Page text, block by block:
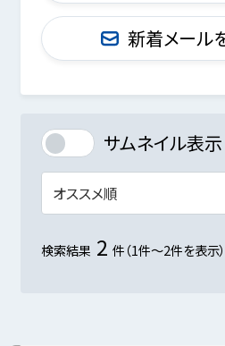
新着メール
サムネイル表示
検索結果 2 件（1件～2件を表示）